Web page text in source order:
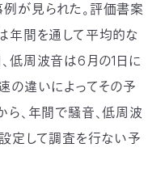
が見られた。評価書案
年間を通して平均的な
、低周波音は6月の1日に
の違いによってその予
ら、年間で騒音、低周波
定して調査を行ない予